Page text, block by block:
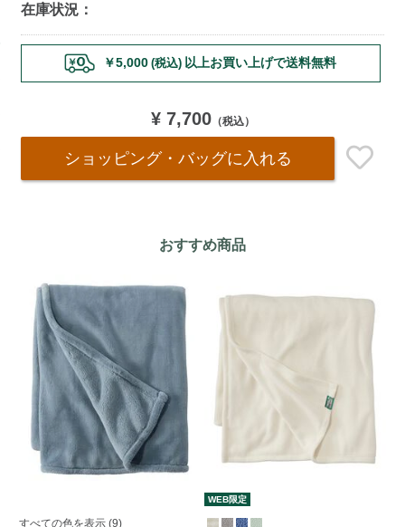
在庫状況：
Add
cart
メンバー限定｜店舗受け取りサービス開始
￥5,000 (税込) 以上お買い上げで送料無料
¥ 7,700（税込）
ショッピング・バッグに入れる
おすすめ商品
すべての色を表示 (9)
WEB限定